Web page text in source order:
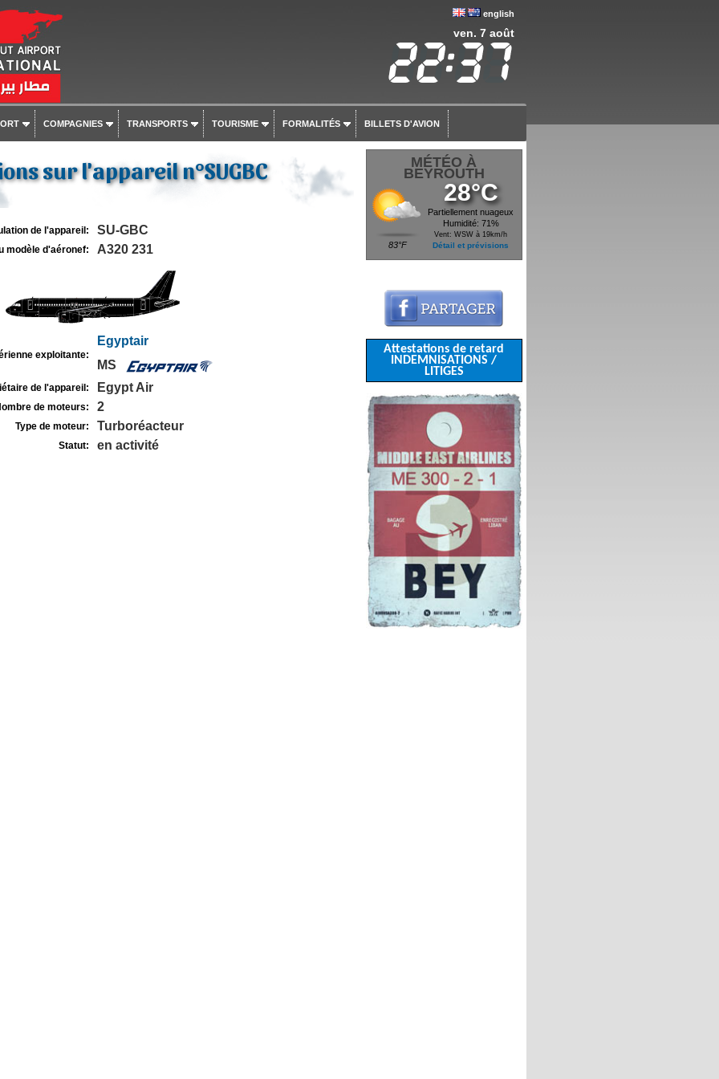
english
ven. 7 août
COMPAGNIES TRANSPORTS TOURISME FORMALITÉS BILLETS D'AVION
sur l'appareil n°SUGBC
de l'appareil: SU-GBC
modèle d'aéronef: A320 231
exploitante:
Egyptair
MS
de l'appareil: Egypt Air
de moteurs: 2
Type de moteur: Turboréacteur
Statut: en activité
MÉTÉO À
BEYROUTH
83°F
28°C
Partiellement nuageux
Humidité: 71%
Vent: WSW à 19km/h
Détail et prévisions
Attestations de retard
INDEMNISATIONS /
LITIGES